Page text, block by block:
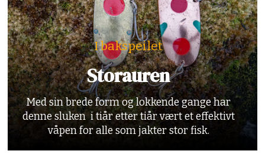
I bakspeilet
Storauren
Med sin brede form og lokkende gange har
denne sluken i tiår etter tiår vært et effektivt
våpen for alle som jakter stor fisk.